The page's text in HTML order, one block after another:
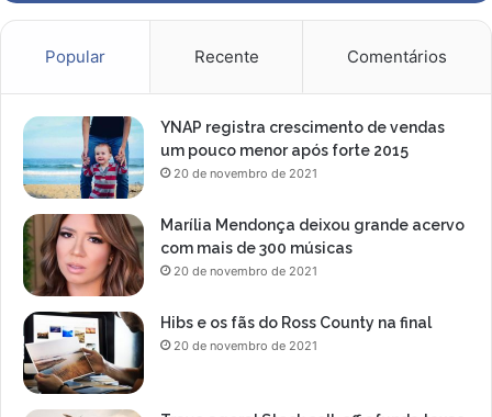
Popular Recente Comentários
YNAP registra crescimento de vendas
um pouco menor após forte 2015
20 de novembro de 2021
Marília Mendonça deixou grande acervo
com mais de 300 músicas
20 de novembro de 2021
Hibs e os fãs do Ross County na final
20 de novembro de 2021